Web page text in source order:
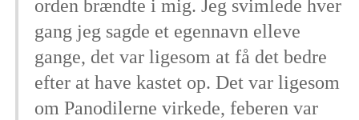
orden brændte i mig. Jeg svimlede hver
gang jeg sagde et egennavn elleve
gange, det var ligesom at få det bedre
efter at have kastet op. Det var ligesom
om Panodilerne virkede, feberen var